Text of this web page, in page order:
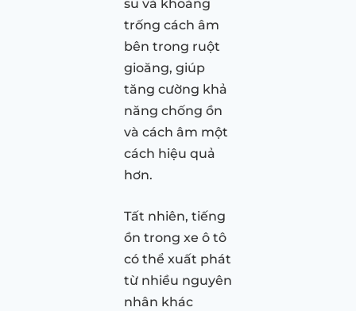
su và khoảng
trống cách âm
bên trong ruột
gioăng, giúp
tăng cường khả
năng chống ồn
và cách âm một
cách hiệu quả
hơn.
Tất nhiên, tiếng
ồn trong xe ô tô
có thể xuất phát
từ nhiều nguyên
nhân khác